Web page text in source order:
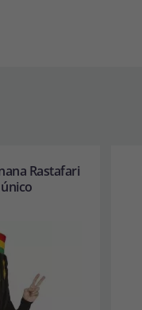
Rastafari